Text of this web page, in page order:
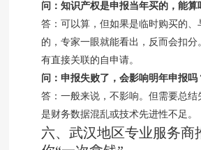
问：知识产权是申报当年买的，能算
答：可以算，但如果是临时购买的、
的，专家一眼就能看出，反而会扣分
有直接关联的自申请。
问：申报失败了，会影响明年申报吗
答：一般来说，不影响。但需要总结
是财务数据混乱或技术先进性不足。
六、武汉地区专业服务商